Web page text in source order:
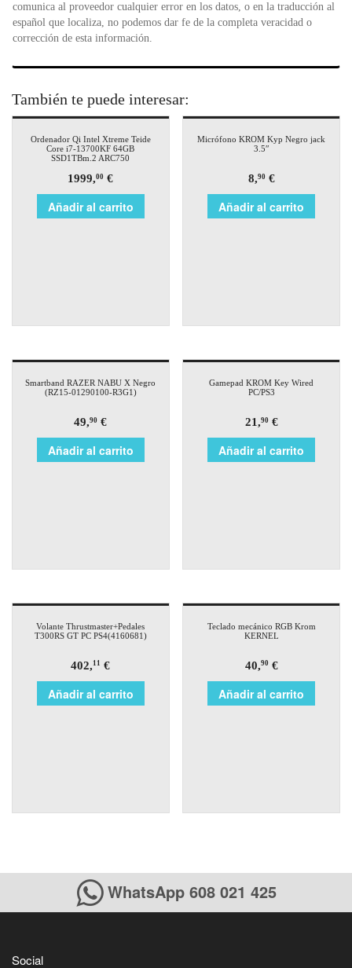
comunica al proveedor cualquier error en los datos, o en la traducción al
español que localiza, no podemos dar fe de la completa veracidad o
corrección de esta información.
También te puede interesar:
Ordenador Qi Intel Xtreme Teide
Core i7-13700KF 64GB
SSD1TBm.2 ARC750
1999,00 €
Añadir al carrito
Micrófono KROM Kyp Negro jack
3.5″
8,90€
Añadir al carrito
Smartband RAZER NABU X Negro
(RZ15-01290100-R3G1)
49,90 €
Añadir al carrito
Gamepad KROM Key Wired
PC/PS3
21,90€
Añadir al carrito
Volante Thrustmaster+Pedales
T300RS GT PC PS4(4160681)
402,11 €
Añadir al carrito
Teclado mecánico RGB Krom
KERNEL
40,90€
Añadir al carrito
WhatsApp 608 021 425
Social